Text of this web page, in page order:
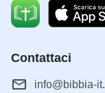
Contattaci
info@bibbia-